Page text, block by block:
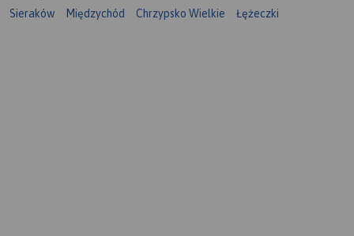
Sieraków Międzychód Chrzypsko Wielkie Łężeczki